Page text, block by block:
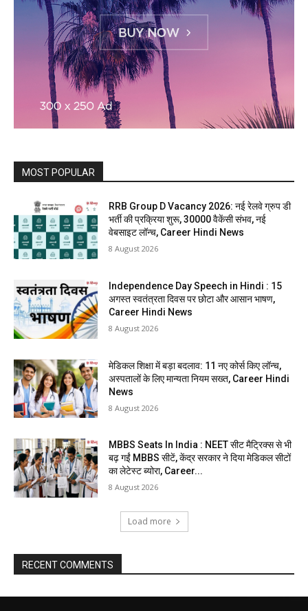
MOST POPULAR
RRB Group D Vacancy 2026: नई रेलवे ग्रुप डी
भर्ती की प्रक्रिया शुरू, 30000 वैकेंसी संभव, नई
वेबसाइट लॉन्च, Career Hindi News
8 August 2026
Independence Day Speech in Hindi : 15
अगस्त स्वतंत्रता दिवस पर छोटा और आसान भाषण,
Career Hindi News
8 August 2026
मेडिकल शिक्षा में बड़ा बदलाव: 11 नए कोर्स किए लॉन्च,
अस्पतालों के लिए मान्यता नियम सख्त, Career Hindi
News
8 August 2026
MBBS Seats In India : NEET सीट मैट्रिक्स से भी
बढ़ गईं MBBS सीटें, केंद्र सरकार ने दिया मेडिकल सीटों
का लेटेस्ट ब्योरा, Career...
8 August 2026
Load more
RECENT COMMENTS